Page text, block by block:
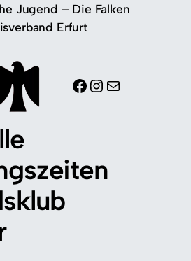
Jugend – Die Falken
Erfurt
Facebook Instagram E-Mail